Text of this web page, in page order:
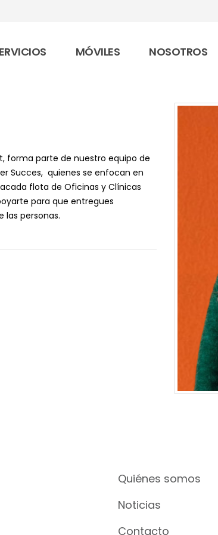
MÓVILES NOSOTROS
forma parte de nuestro equipo de
Succes, quienes se enfocan en
flota de Oficinas y Clínicas
para que entregues
las personas.
Quiénes somos
Noticias
Contacto